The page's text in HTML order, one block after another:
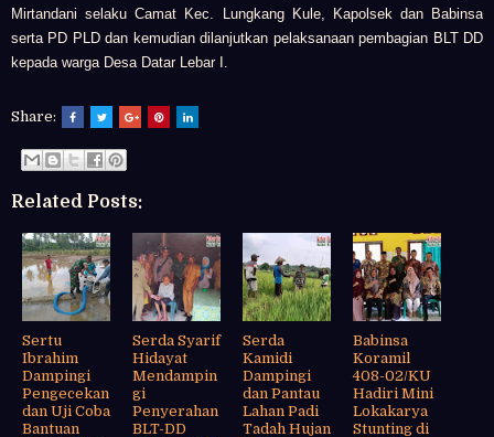
Mirtandani selakuCamat Kec. Lungkang Kule,
Kapolsek dan Babinsa
serta PD PLD dan kemudian dilanjutkan pelaksanaan pembagian BLT DD
kepada warga Desa Datar Lebar I.
Share:
Related Posts:
Sertu
Ibrahim
Dampingi
Pengecekan
dan Uji Coba
Bantuan
Serda Syarif
Hidayat
Mendampin
gi
Penyerahan
BLT-DD
Serda
Kamidi
Dampingi
dan Pantau
Lahan Padi
Tadah Hujan
Babinsa
Koramil
408-02/KU
Hadiri Mini
Lokakarya
Stunting di